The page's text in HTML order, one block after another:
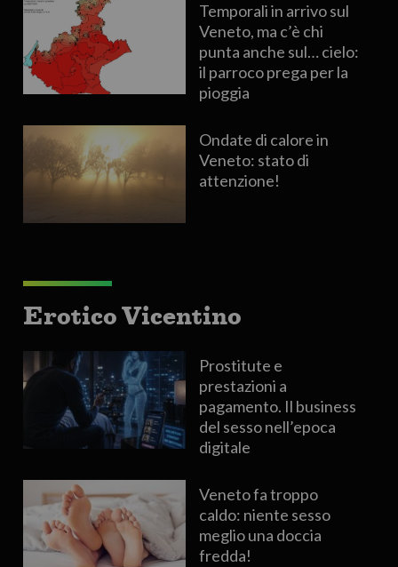
Temporali in arrivo sul
Veneto, ma c’è chi
punta anche sul… cielo:
il parroco prega per la
pioggia
Ondate di calore in
Veneto: stato di
attenzione!
Erotico Vicentino
Prostitute e
prestazioni a
pagamento. Il business
del sesso nell’epoca
digitale
Veneto fa troppo
caldo: niente sesso
meglio una doccia
fredda!